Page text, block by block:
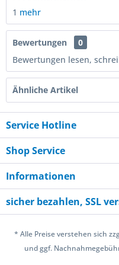
1 mehr
Bewertungen
0
Bewertungen lesen,
Ähnliche Artikel
Service Hotline
Shop Service
Informationen
sicher bezahlen, SSL
* Alle Preise verstehen sich
und ggf.